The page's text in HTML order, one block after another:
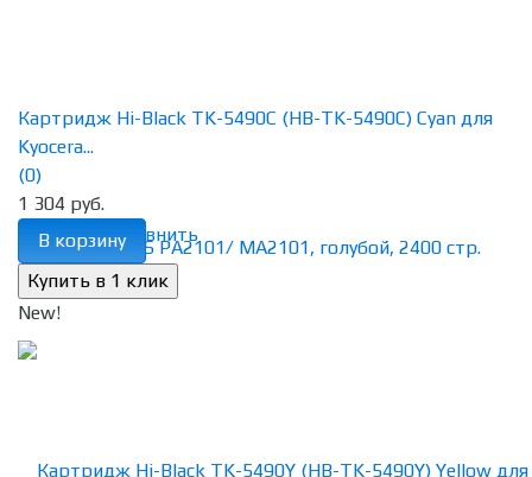
избранное сравнить
Картридж Hi-Black TK-5490C (HB-TK-5490C) Cyan для
Kyocera...
(0)
1 304 руб.
В корзину
New!